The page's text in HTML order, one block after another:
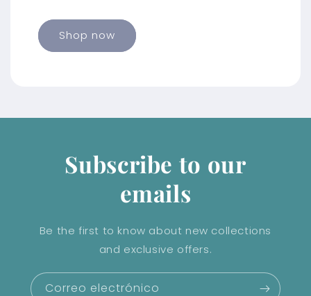
Shop now
Subscribe to our
emails
Be the first to know about new collections
and exclusive offers.
Correo electrónico